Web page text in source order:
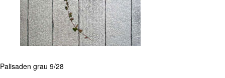
Palisaden grau 9/28